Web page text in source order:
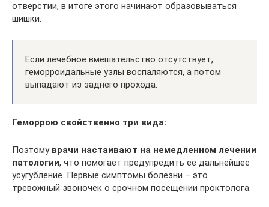
отверстии, в итоге этого начинают образовываться
шишки.
Если лечебное вмешательство отсутствует,
геморроидальные узлы воспаляются, а потом
выпадают из заднего прохода.
Геморрою свойственно три вида:
Поэтому врачи настаивают на немедленном лечении
патологии, что помогает предупредить ее дальнейшее
усугубление. Первые симптомы болезни – это
тревожный звоночек о срочном посещении проктолога.